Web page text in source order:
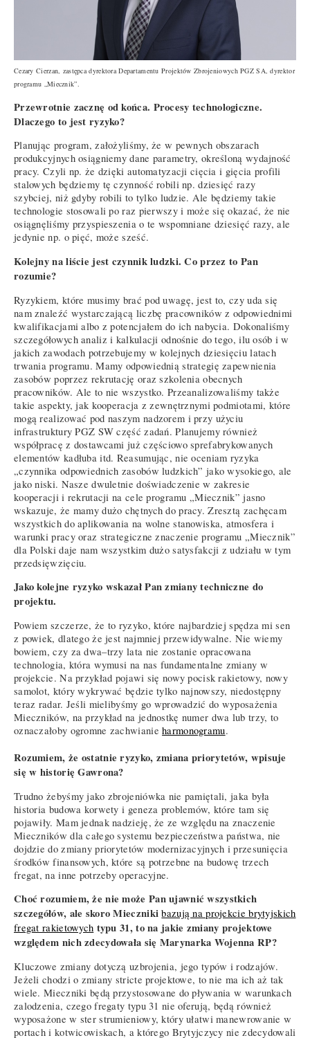
Cezary Cierzan, zastępca dyrektora Departamentu Projektów Zbrojeniowych PGZ SA, dyrektor
programu „Miecznik”.
Przewrotnie zacznę od końca. Procesy technologiczne.
Dlaczego to jest ryzyko?
Planując program, założyliśmy, że w pewnych obszarach
produkcyjnych osiągniemy dane parametry, określoną wydajność
pracy. Czyli np. że dzięki automatyzacji cięcia i gięcia profili
stalowych będziemy tę czynność robili np. dziesięć razy
szybciej, niż gdyby robili to tylko ludzie. Ale będziemy takie
technologie stosowali po raz pierwszy i może się okazać, że nie
osiągnęliśmy przyspieszenia o te wspomniane dziesięć razy, ale
jedynie np. o pięć, może sześć.
Kolejny na liście jest czynnik ludzki. Co przez to Pan
rozumie?
Ryzykiem, które musimy brać pod uwagę, jest to, czy uda się
nam znaleźć wystarczającą liczbę pracowników z odpowiednimi
kwalifikacjami albo z potencjałem do ich nabycia. Dokonaliśmy
szczegółowych analiz i kalkulacji odnośnie do tego, ilu osób i w
jakich zawodach potrzebujemy w kolejnych dziesięciu latach
trwania programu. Mamy odpowiednią strategię zapewnienia
zasobów poprzez rekrutację oraz szkolenia obecnych
pracowników. Ale to nie wszystko. Przeanalizowaliśmy także
takie aspekty, jak kooperacja z zewnętrznymi podmiotami, które
mogą realizować pod naszym nadzorem i przy użyciu
infrastruktury PGZ SW część zadań. Planujemy również
współpracę z dostawcami już częściowo sprefabrykowanych
elementów kadłuba itd. Reasumując, nie oceniam ryzyka
„czynnika odpowiednich zasobów ludzkich” jako wysokiego, ale
jako niski. Nasze dwuletnie doświadczenie w zakresie
kooperacji i rekrutacji na cele programu „Miecznik” jasno
wskazuje, że mamy dużo chętnych do pracy. Zresztą zachęcam
wszystkich do aplikowania na wolne stanowiska, atmosfera i
warunki pracy oraz strategiczne znaczenie programu „Miecznik”
dla Polski daje nam wszystkim dużo satysfakcji z udziału w tym
przedsięwzięciu.
Jako kolejne ryzyko wskazał Pan zmiany techniczne do
projektu.
Powiem szczerze, że to ryzyko, które najbardziej spędza mi sen
z powiek, dlatego że jest najmniej przewidywalne. Nie wiemy
bowiem, czy za dwa–trzy lata nie zostanie opracowana
technologia, która wymusi na nas fundamentalne zmiany w
projekcie. Na przykład pojawi się nowy pocisk rakietowy, nowy
samolot, który wykrywać będzie tylko najnowszy, niedostępny
teraz radar. Jeśli mielibyśmy go wprowadzić do wyposażenia
Mieczników, na przykład na jednostkę numer dwa lub trzy, to
oznaczałoby ogromne zachwianieharmonogramu.
Rozumiem, że ostatnie ryzyko, zmiana priorytetów, wpisuje
się w historię Gawrona?
Trudno żebyśmy jako zbrojeniówka nie pamiętali, jaka była
historia budowa korwety i geneza problemów, które tam się
pojawiły. Mam jednak nadzieję, że ze względu na znaczenie
Mieczników dla całego systemu bezpieczeństwa państwa, nie
dojdzie do zmiany priorytetów modernizacyjnych i przesunięcia
środków finansowych, które są potrzebne na budowę trzech
fregat, na inne potrzeby operacyjne.
Choć rozumiem, że nie może Pan ujawnić wszystkich
szczegółów, ale skoro Miecznikibazują na projekcie brytyjskich
fregat rakietowych typu 31, to na jakie zmiany projektowe
względem nich zdecydowała się Marynarka Wojenna RP?
Kluczowe zmiany dotyczą uzbrojenia, jego typów i rodzajów.
Jeżeli chodzi o zmiany stricte projektowe, to nie ma ich aż tak
wiele. Mieczniki będą przystosowane do pływania w warunkach
zalodzenia, czego fregaty typu 31 nie oferują, będą również
wyposażone w ster strumieniowy, który ułatwi manewrowanie w
portach i kotwicowiskach, a którego Brytyjczycy nie zdecydowali